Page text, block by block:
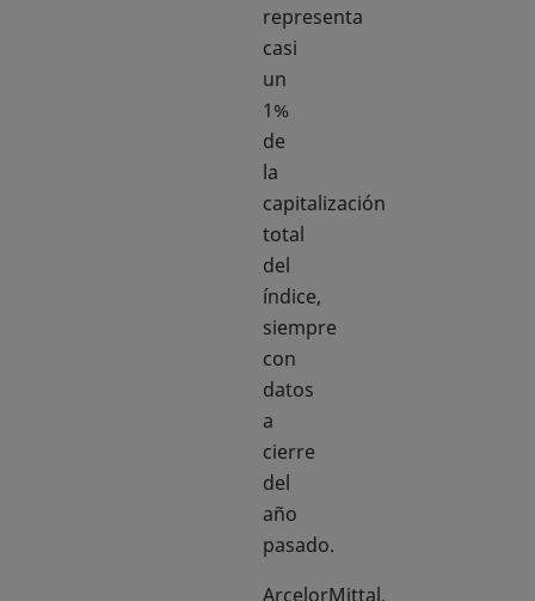
representa
casi
un
1%
de
la
capitalización
total
del
índice,
siempre
con
datos
a
cierre
del
año
pasado.
ArcelorMittal,